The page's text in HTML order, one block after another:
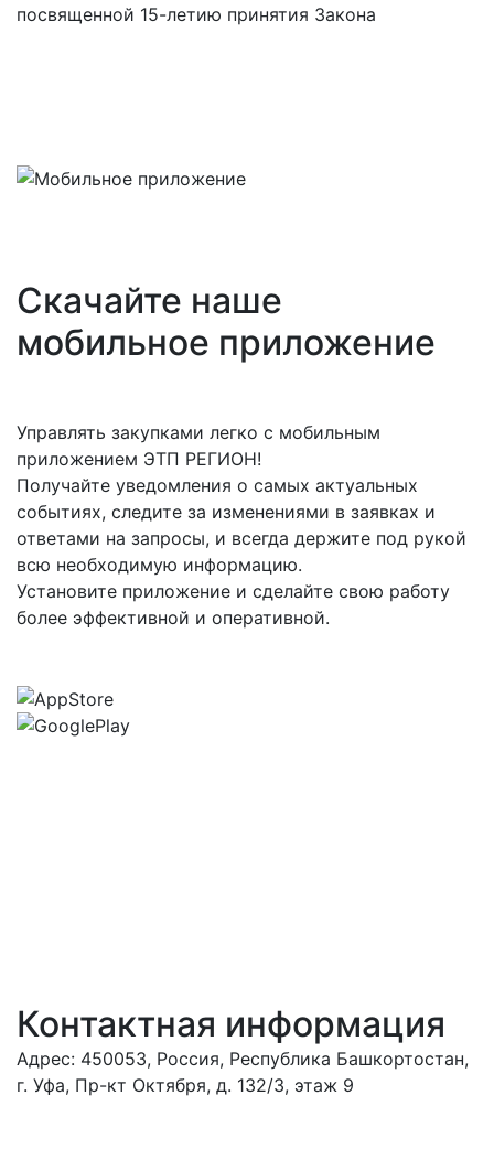
посвященной 15-летию принятия Закона
Скачайте наше
мобильное приложение
Управлять закупками легко с мобильным
приложением ЭТП РЕГИОН!
Получайте уведомления о самых актуальных
событиях, следите за изменениями в заявках и
ответами на запросы, и всегда держите под рукой
всю необходимую информацию.
Установите приложение и сделайте свою работу
более эффективной и оперативной.
Контактная информация
Адрес: 450053, Россия, Республика Башкортостан,
г. Уфа, Пр-кт Октября, д. 132/3, этаж 9